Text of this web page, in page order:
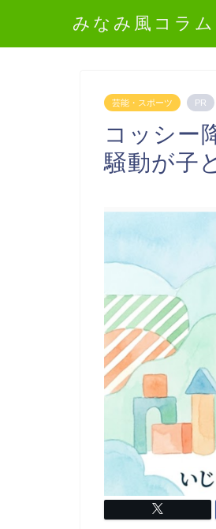
みなみ風コラム
芸能・スポーツ PR
コッシー
騒動が子